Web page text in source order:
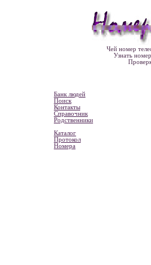
Чей номер
Узнать
Банк людей
Поиск
Контакты
Справочник
Родственники
Каталог
Протокол
Номера